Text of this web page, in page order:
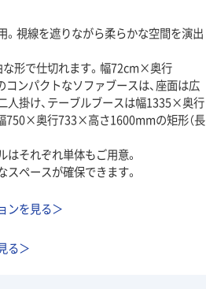
。視線を遮りながら柔らかな空間を演出
な形で仕切れます。幅72cm×奥行
ンパクトなソファブースは、座面は広
人掛け、テーブルブースは幅1335×奥行
奥行733×高さ1600mmの矩形（長
はそれぞれ単体もご用意。
ペースが確保できます。
ンを見る＞
る＞